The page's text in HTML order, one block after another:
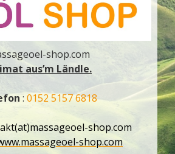
shop.com
aus’m Ländle.
: 0152 5157 6818
shop.com
shop.com